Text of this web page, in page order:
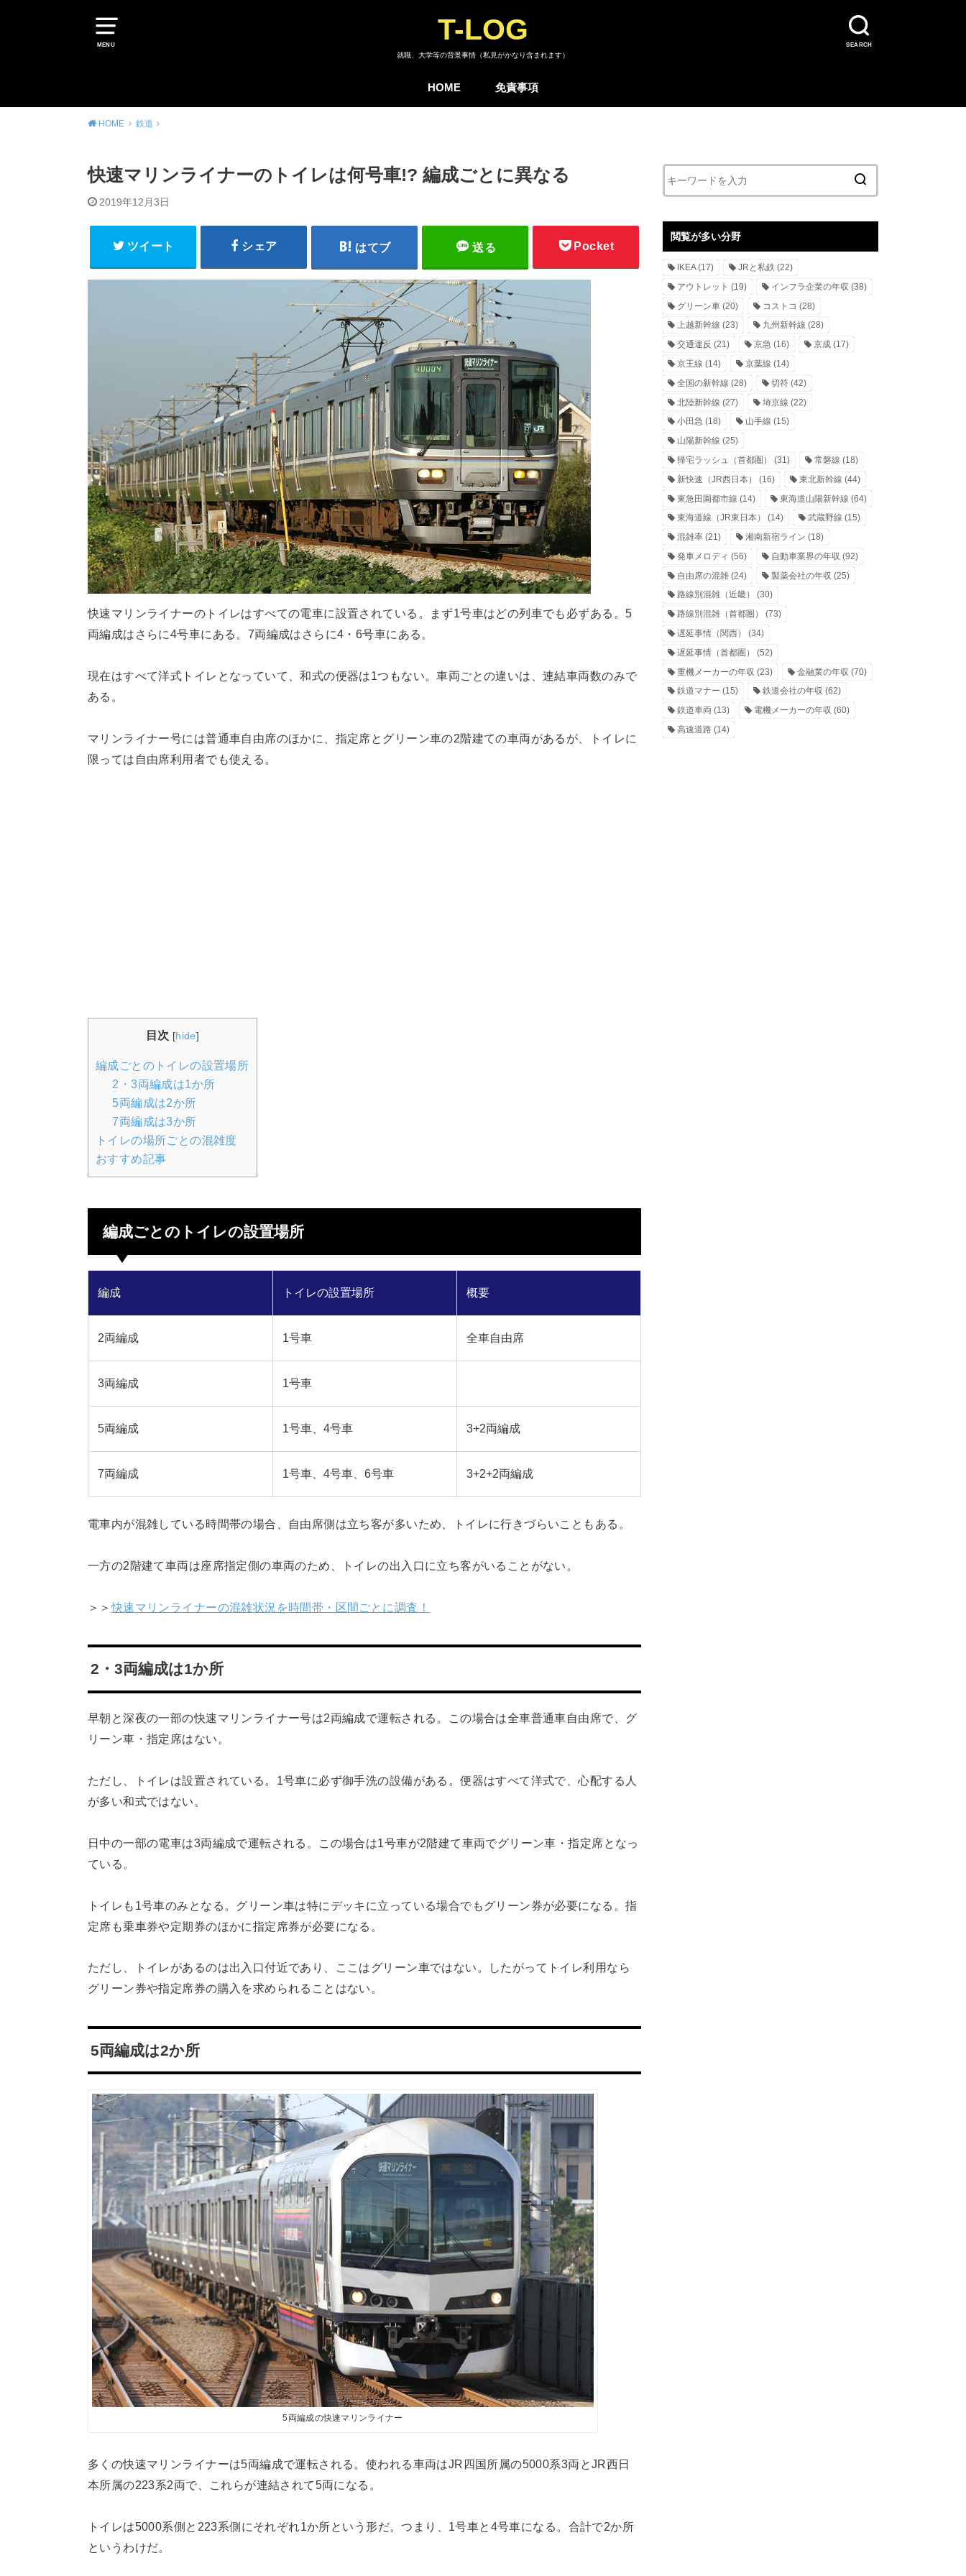
MENU SEARCH
T-LOG
就職、大学等の背景事情（私見がかなり含まれます）
HOME 免責事項
HOME 鉄道
快速マリンライナーのトイレは何号車!? 編成ごとに異なる
2019年12月3日
ツイート シェア はてブ 送る Pocket
快速マリンライナーのトイレはすべての電車に設置されている。まず1号車はどの列車でも必ずある。5
両編成はさらに4号車にある。7両編成はさらに4・6号車にある。
現在はすべて洋式トイレとなっていて、和式の便器は1つもない。車両ごとの違いは、連結車両数のみで
ある。
マリンライナー号には普通車自由席のほかに、指定席とグリーン車の2階建ての車両があるが、トイレに
限っては自由席利用者でも使える。
目次 [hide]
編成ごとのトイレの設置場所
2・3両編成は1か所
5両編成は2か所
7両編成は3か所
トイレの場所ごとの混雑度
おすすめ記事
編成ごとのトイレの設置場所
編成 トイレの設置場所 概要
2両編成 1号車 全車自由席
3両編成 1号車
5両編成 1号車、4号車 3+2両編成
7両編成 1号車、4号車、6号車 3+2+2両編成
電車内が混雑している時間帯の場合、自由席側は立ち客が多いため、トイレに行きづらいこともある。
一方の2階建て車両は座席指定側の車両のため、トイレの出入口に立ち客がいることがない。
＞＞快速マリンライナーの混雑状況を時間帯・区間ごとに調査！
2・3両編成は1か所
早朝と深夜の一部の快速マリンライナー号は2両編成で運転される。この場合は全車普通車自由席で、グ
リーン車・指定席はない。
ただし、トイレは設置されている。1号車に必ず御手洗の設備がある。便器はすべて洋式で、心配する人
が多い和式ではない。
日中の一部の電車は3両編成で運転される。この場合は1号車が2階建て車両でグリーン車・指定席となっ
ている。
トイレも1号車のみとなる。グリーン車は特にデッキに立っている場合でもグリーン券が必要になる。指
定席も乗車券や定期券のほかに指定席券が必要になる。
ただし、トイレがあるのは出入口付近であり、ここはグリーン車ではない。したがってトイレ利用なら
グリーン券や指定席券の購入を求められることはない。
5両編成は2か所
5両編成の快速マリンライナー
多くの快速マリンライナーは5両編成で運転される。使われる車両はJR四国所属の5000系3両とJR西日
本所属の223系2両で、これらが連結されて5両になる。
トイレは5000系側と223系側にそれぞれ1か所という形だ。つまり、1号車と4号車になる。合計で2か所
というわけだ。
閲覧が多い分野
IKEA(17) JRと私鉄 (22)
アウトレット (19) インフラ企業の年収 (38)
グリーン車 (20) コストコ (28)
上越新幹線 (23) 九州新幹線 (28)
交通違反 (21) 京急 (16) 京成(17)
京王線 (14) 京葉線 (14)
全国の新幹線 (28) 切符(42)
北陸新幹線 (27) 埼京線 (22)
小田急 (18) 山手線 (15)
山陽新幹線 (25)
帰宅ラッシュ（首都圏）
(31) 常磐線 (18)
新快速（JR西日本）
(16) 東北新幹線 (44)
東急田園都市線 (14) 東海道山陽新幹線 (64)
東海道線（JR東日本）
(14) 武蔵野線 (15)
混雑率 (21) 湘南新宿ライン (18)
発車メロディ (56) 自動車業界の年収 (92)
自由席の混雑 (24) 製薬会社の年収 (25)
路線別混雑（近畿）
(30)
路線別混雑（首都圏）
(73)
遅延事情（関西）
(34)
遅延事情（首都圏）
(52)
重機メーカーの年収 (23) 金融業の年収 (70)
鉄道マナー (15) 鉄道会社の年収 (62)
鉄道車両 (13) 電機メーカーの年収 (60)
高速道路 (14)